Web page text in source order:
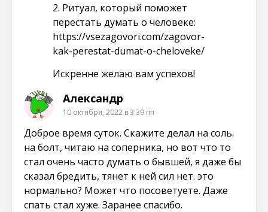
2. Ритуал, который поможет
перестать думать о человеке:
https://vsezagovori.com/zagovor-
kak-perestat-dumat-o-cheloveke/
Искренне желаю вам успехов!
Александр
10 октября, 2022 в 3:39 пп
Доброе время суток. Скажите делал на соль.
на болт, читаю на соперника, но вот что то
стал очень часто думать о бывшей, я даже бы
сказал бредить, тянет к ней сил нет. это
нормально? Может что посоветуете. Даже
спать стал хуже. Заранее спасибо.